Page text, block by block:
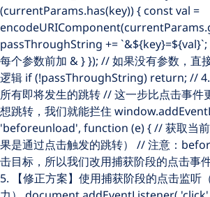
(currentParams.has(key)) { const val =
passThroughString +=
每个参数前加 & } }); // 如果没有参数，直
逻辑 if (!passThroughString) return; //
所有即将发生的跳转 // 这一步比点击事件
想跳转，我们就能拦住
'beforeunload', function (e) { // 获取当
果是通过点击触发的跳转） // 注意：
击目标，所以我们改用捕获阶段的点击事
5. 【修正方案】使用捕获阶段的点击监听